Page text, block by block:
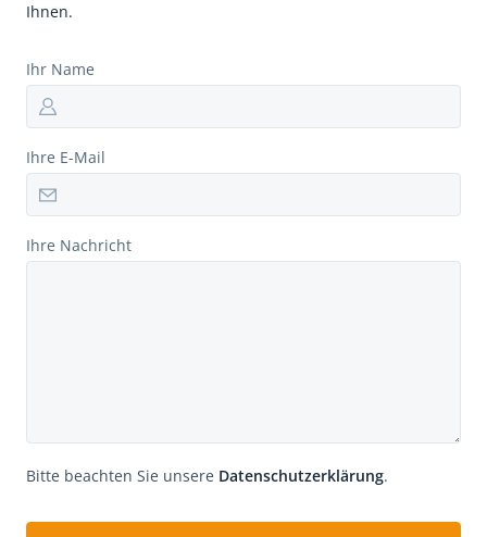
Ihnen.
Ihr Name
Ihre E-Mail
Ihre Nachricht
Bitte beachten Sie unsere Datenschutzerklärung.